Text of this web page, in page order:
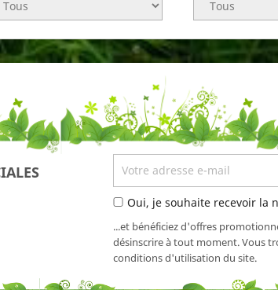
Oui, je souhaite recevoir la
...et bénéficiez d'offres
désinscrire à tout moment. Vous
conditions d'utilisation du site.